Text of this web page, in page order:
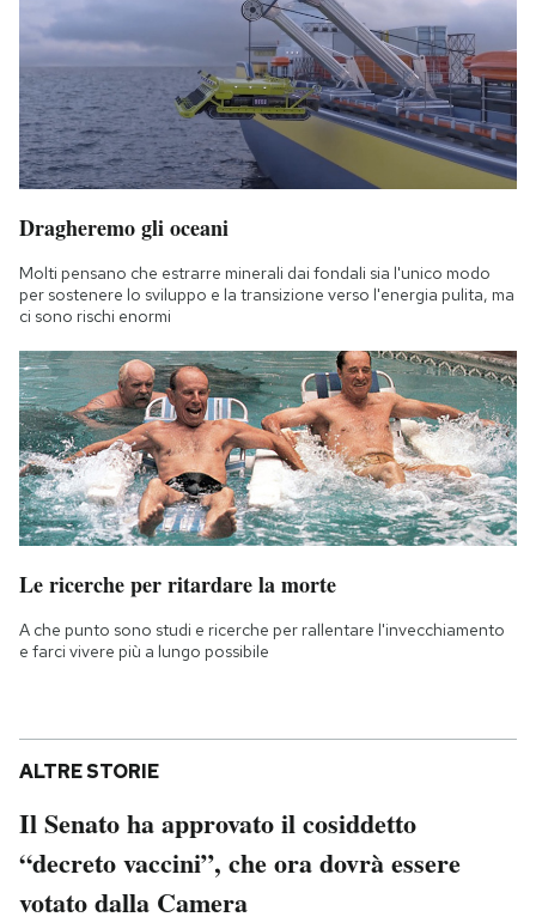
Dragheremo gli oceani
Molti pensano che estrarre minerali dai fondali sia l'unico modo
per sostenere lo sviluppo e la transizione verso l'energia pulita, ma
ci sono rischi enormi
Le ricerche per ritardare la morte
A che punto sono studi e ricerche per rallentare l'invecchiamento
e farci vivere più a lungo possibile
ALTRE STORIE
Il Senato ha approvato il cosiddetto
“decreto vaccini”, che ora dovrà essere
votato dalla Camera